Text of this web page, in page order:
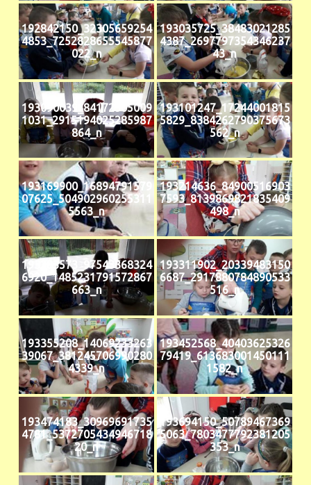
192842150_32305659254
4853_7252828655545877
022_n
193035725_38483021285
4387_2697797354346237
43_n
193090039_84172305009
1031_2915194025285987
864_n
193101247_17244001815
5829_8384262790375673
562_n
193169900_16894791579
07625_504902960255311
5563_n
193214636_84900516903
7593_8139869821835409
498_n
193283573_97543368324
6920_1485231791572867
663_n
193311902_20339483150
6687_2917880784890533
516_n
193355208_14069233263
39067_381245706990280
4339_n
193452568_40403625326
79419_613683001450111
1582_n
193474183_30969691735
4781_5372705434946718
20_n
193694150_50789467369
5063_7803477792381205
353_n